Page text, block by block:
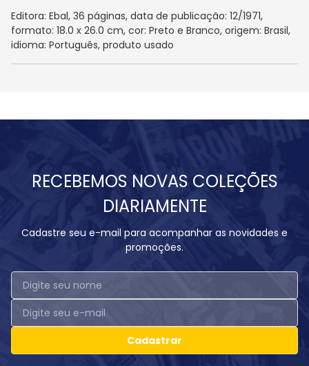
Editora: Ebal, 36 páginas, data de publicação: 12/1971,
formato: 18.0 x 26.0 cm, cor: Preto e Branco, origem: Brasil,
idioma: Português, produto usado
RECEBEMOS NOVAS COLEÇÕES
DIARIAMENTE
Cadastre seu e-mail para acompanhar as novidades e
promoções.
Cadastrar